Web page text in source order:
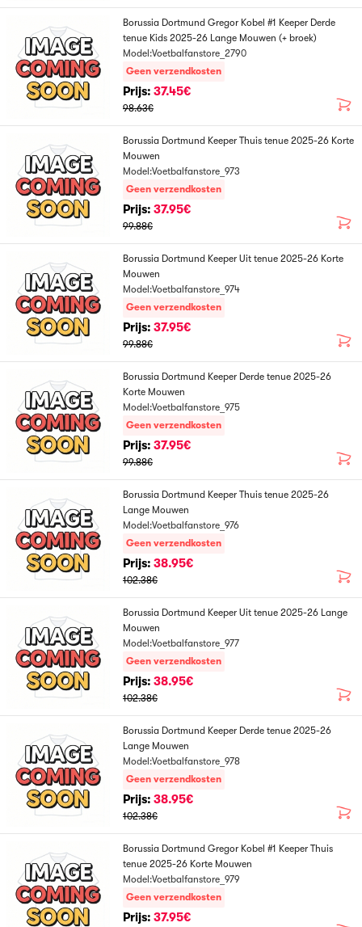
Borussia Dortmund Gregor Kobel #1 Keeper Derde
tenue Kids 2025-26 Lange Mouwen (+ broek)
Model:Voetbalfanstore_2790
Geen verzendkosten
Prijs: 37.45€
98.63€
Borussia Dortmund Keeper Thuis tenue 2025-26 Korte
Mouwen
Model:Voetbalfanstore_973
Geen verzendkosten
Prijs: 37.95€
99.88€
Borussia Dortmund Keeper Uit tenue 2025-26 Korte
Mouwen
Model:Voetbalfanstore_974
Geen verzendkosten
Prijs: 37.95€
99.88€
Borussia Dortmund Keeper Derde tenue 2025-26
Korte Mouwen
Model:Voetbalfanstore_975
Geen verzendkosten
Prijs: 37.95€
99.88€
Borussia Dortmund Keeper Thuis tenue 2025-26
Lange Mouwen
Model:Voetbalfanstore_976
Geen verzendkosten
Prijs: 38.95€
102.38€
Borussia Dortmund Keeper Uit tenue 2025-26 Lange
Mouwen
Model:Voetbalfanstore_977
Geen verzendkosten
Prijs: 38.95€
102.38€
Borussia Dortmund Keeper Derde tenue 2025-26
Lange Mouwen
Model:Voetbalfanstore_978
Geen verzendkosten
Prijs: 38.95€
102.38€
Borussia Dortmund Gregor Kobel #1 Keeper Thuis
tenue 2025-26 Korte Mouwen
Model:Voetbalfanstore_979
Geen verzendkosten
Prijs: 37.95€